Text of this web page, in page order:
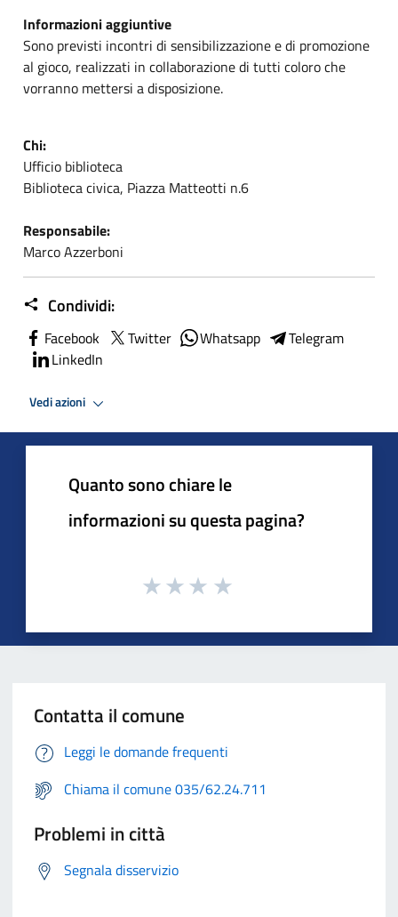
Informazioni aggiuntive
Sono previsti incontri di sensibilizzazione e di promozione
al gioco, realizzati in collaborazione di tutti coloro che
vorranno mettersi a disposizione.
Chi:
Ufficio biblioteca
Biblioteca civica, Piazza Matteotti n.6
Responsabile:
Marco Azzerboni
Condividi:
Facebook Twitter Whatsapp
Telegram
LinkedIn
Vedi azioni
Quanto sono chiare le
informazioni su questa pagina?
Contatta il comune
Leggi le domande frequenti
Chiama il comune 035/62.24.711
Problemi in città
Segnala disservizio